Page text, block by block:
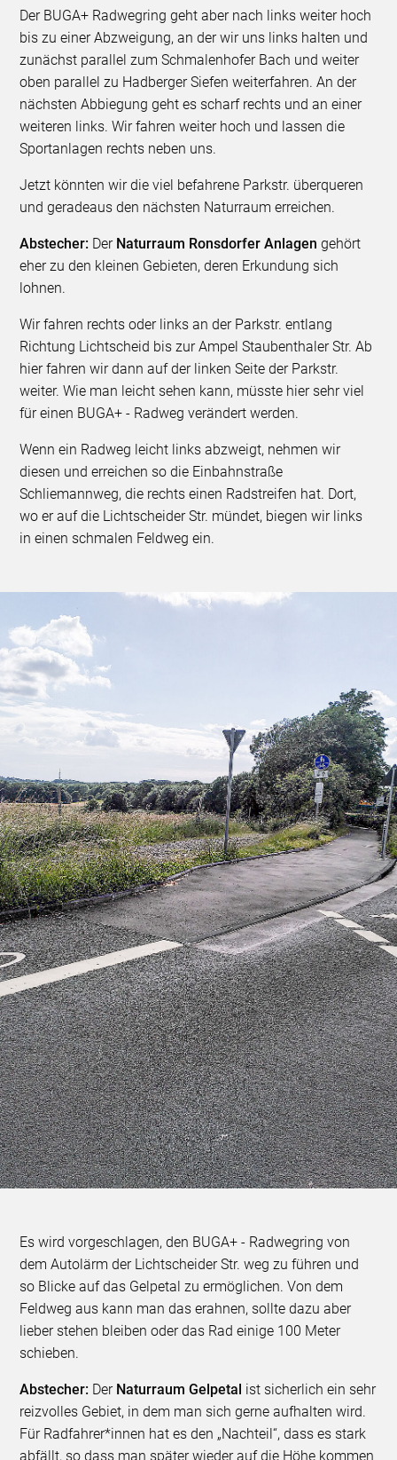
Der BUGA+ Radwegring geht aber nach links weiter hoch
bis zu einer Abzweigung, an der wir uns links halten und
zunächst parallel zum Schmalenhofer Bach und weiter
oben parallel zu Hadberger Siefen weiterfahren. An der
nächsten Abbiegung geht es scharf rechts und an einer
weiteren links. Wir fahren weiter hoch und lassen die
Sportanlagen rechts neben uns.
Jetzt könnten wir die viel befahrene Parkstr. überqueren
und geradeaus den nächsten Naturraum erreichen.
Abstecher: Der Naturraum Ronsdorfer Anlagen gehört
eher zu den kleinen Gebieten, deren Erkundung sich
lohnen.
Wir fahren rechts oder links an der Parkstr. entlang
Richtung Lichtscheid bis zur Ampel Staubenthaler Str. Ab
hier fahren wir dann auf der linken Seite der Parkstr.
weiter. Wie man leicht sehen kann, müsste hier sehr viel
für einen BUGA+ - Radweg verändert werden.
Wenn ein Radweg leicht links abzweigt, nehmen wir
diesen und erreichen so die Einbahnstraße
Schliemannweg, die rechts einen Radstreifen hat. Dort,
wo er auf die Lichtscheider Str. mündet, biegen wir links
in einen schmalen Feldweg ein.
Es wird vorgeschlagen, den BUGA+ - Radwegring von
dem Autolärm der Lichtscheider Str. weg zu führen und
so Blicke auf das Gelpetal zu ermöglichen. Von dem
Feldweg aus kann man das erahnen, sollte dazu aber
lieber stehen bleiben oder das Rad einige 100 Meter
schieben.
Abstecher: Der Naturraum Gelpetal ist sicherlich ein sehr
reizvolles Gebiet, in dem man sich gerne aufhalten wird.
Für Radfahrer*innen hat es den „Nachteil“, dass es stark
abfällt, so dass man später wieder auf die Höhe kommen